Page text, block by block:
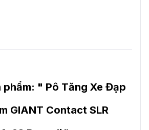
phẩm: " Pô Tăng Xe Đạp
GIANT Contact SLR